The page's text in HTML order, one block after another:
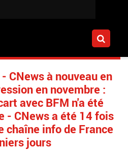
CNews à nouveau en
en novembre :
avec BFM n'a été
- CNews a été 14 fois
chaîne info de France
jours